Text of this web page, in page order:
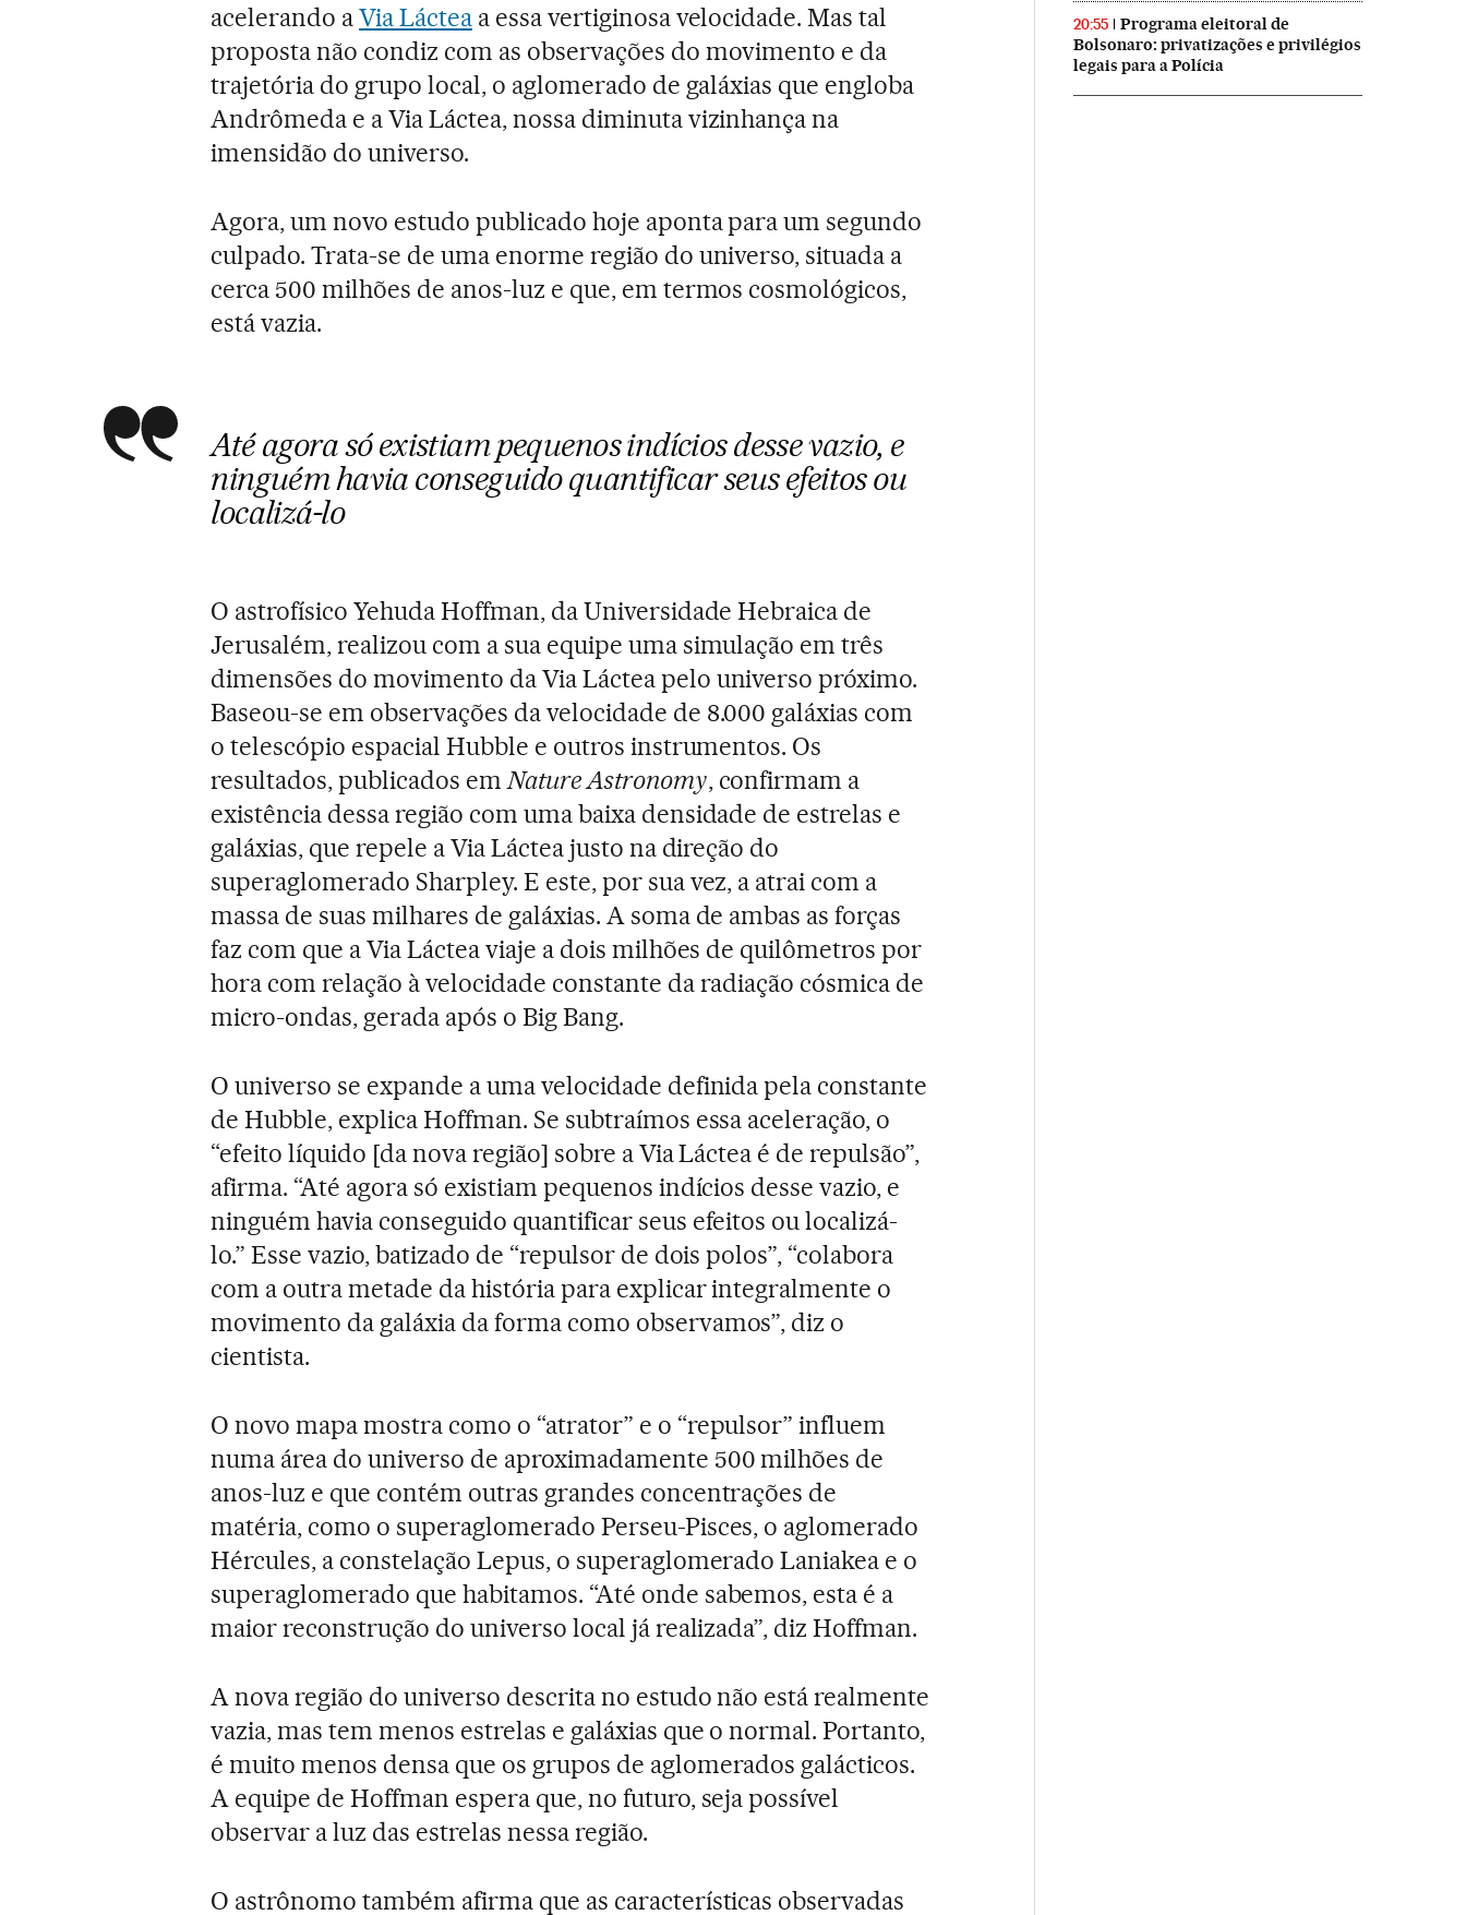
acelerando aVia Lácteaa essa vertiginosa velocidade. Mas tal
proposta não condiz com as observações do movimento e da
trajetória do grupo local, o aglomerado de galáxias que engloba
Andrômeda e a Via Láctea, nossa diminuta vizinhança na
imensidão do universo.
Agora, um novo estudo publicado hoje aponta para um segundo
culpado. Trata-se de uma enorme região do universo, situada a
cerca 500 milhões de anos-luz e que, em termos cosmológicos,
está vazia.
Até agora só existiam pequenos indícios desse vazio, e
ninguém havia conseguido quantificar seus efeitos ou
localizá-lo
O astrofísico Yehuda Hoffman, da Universidade Hebraica de
Jerusalém, realizou com a sua equipe uma simulação em três
dimensões do movimento da Via Láctea pelo universo próximo.
Baseou-se em observações da velocidade de 8.000 galáxias com
o telescópio espacial Hubble e outros instrumentos. Os
resultados, publicados emNature Astronomy, confirmam a
existência dessa região com uma baixa densidade de estrelas e
galáxias, que repele a Via Láctea justo na direção do
superaglomerado Sharpley. E este, por sua vez, a atrai com a
massa de suas milhares de galáxias. A soma de ambas as forças
faz com que a Via Láctea viaje a dois milhões de quilômetros por
hora com relação à velocidade constante da radiação cósmica de
micro-ondas, gerada após o Big Bang.
O universo se expande a uma velocidade definida pela constante
de Hubble, explica Hoffman. Se subtraímos essa aceleração, o
“efeito líquido [da nova região] sobre a Via Láctea é de repulsão”,
afirma. “Até agora só existiam pequenos indícios desse vazio, e
ninguém havia conseguido quantificar seus efeitos ou localizá-
lo.” Esse vazio, batizado de “repulsor de dois polos”, “colabora
com a outra metade da história para explicar integralmente o
movimento da galáxia da forma como observamos”, diz o
cientista.
O novo mapa mostra como o “atrator” e o “repulsor” influem
numa área do universo de aproximadamente 500 milhões de
anos-luz e que contém outras grandes concentrações de
matéria, como o superaglomerado Perseu-Pisces, o aglomerado
Hércules, a constelação Lepus, o superaglomerado Laniakea e o
superaglomerado que habitamos. “Até onde sabemos, esta é a
maior reconstrução do universo local já realizada”, diz Hoffman.
A nova região do universo descrita no estudo não está realmente
vazia, mas tem menos estrelas e galáxias que o normal. Portanto,
é muito menos densa que os grupos de aglomerados galácticos.
A equipe de Hoffman espera que, no futuro, seja possível
observar a luz das estrelas nessa região.
O astrônomo também afirma que as características observadas
20:55
Programa eleitoral de
Bolsonaro: privatizações e privilégios
legais para a Polícia